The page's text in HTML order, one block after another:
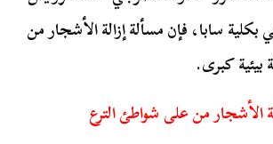
بكلية سابا، فإن مسألة إزالة الأشجار من
بيئية كبرى.
الأشجار من على شواطئ الترع